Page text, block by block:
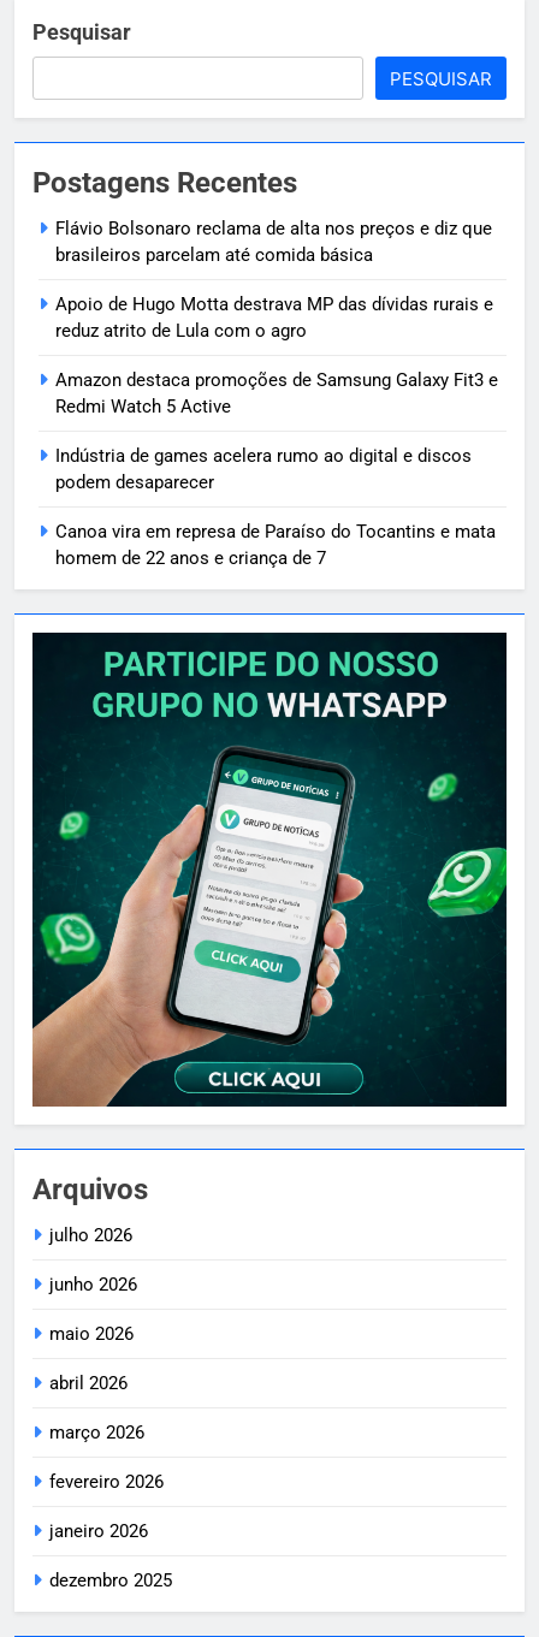
Pesquisar
PESQUISAR
Postagens Recentes
Flávio Bolsonaro reclama de alta nos preços e diz que
brasileiros parcelam até comida básica
Apoio de Hugo Motta destrava MP das dívidas rurais e
reduz atrito de Lula com o agro
Amazon destaca promoções de Samsung Galaxy Fit3 e
Redmi Watch 5 Active
Indústria de games acelera rumo ao digital e discos
podem desaparecer
Canoa vira em represa de Paraíso do Tocantins e mata
homem de 22 anos e criança de 7
Arquivos
julho 2026
junho 2026
maio 2026
abril 2026
março 2026
fevereiro 2026
janeiro 2026
dezembro 2025